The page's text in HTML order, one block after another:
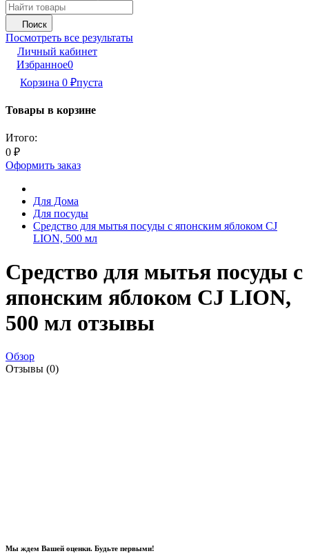
Поиск
Посмотреть все результаты
Личный кабинет
Избранное0
Корзина 0 ₽пуста
Товары в корзине
Итого:
0 ₽
Оформить заказ
Для Дома
Для посуды
Средство для мытья посуды с японским яблоком CJ
LION, 500 мл
Средство для мытья посуды с
японским яблоком CJ LION,
500 мл отзывы
Обзор
Отзывы (0)
Мы ждем Вашей оценки. Будьте первыми!